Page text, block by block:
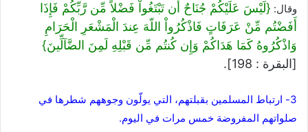
وقال: {لَيْسَ عَلَيْكُمْ جُنَاحٌ أَن تَبْتَغُواْ فَضْلاً مِّن رَّبِّكُمْ فَإِذَا
أَفَضْتُم مِّنْ عَرَفَاتٍ فَاذْكُرُواْ اللّهَ عِندَ الْمَشْعَرِ الْحَرَامِ
وَاذْكُرُوهُ كَمَا هَدَاكُمْ وَإِن كُنتُم مِّن قَبْلِهِ لَمِنَ الضَّآلِّينَ}
[البقرة : 198].
3- ارتباط المسلمين بقبلتهم، التي يولّون وجوههم شطرها في
صلواتهم المفروضة خمس مرات في اليوم.